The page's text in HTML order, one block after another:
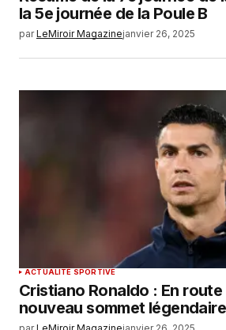
la 5e journée de la Poule B
par LeMiroir Magazinejanvier 26, 2025
ACTUALITÉ SPORTIVE
Cristiano Ronaldo : En
nouveau sommet